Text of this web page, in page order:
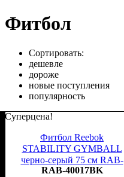
Фитбол
Сортировать:
дешевле
дороже
новые поступления
популярность
Суперцена!
Фитбол Reebok
STABILITY GYMBALL
черно-серый 75 см RAB-
40017BK
RAB-40017BK